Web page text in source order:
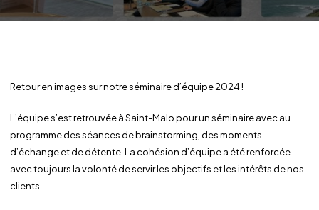
Retour en images sur notre séminaire d’équipe 2024 !
L’équipe s’est retrouvée à Saint-Malo pour un séminaire avec au
programme des séances de brainstorming, des moments
d’échange et de détente. La cohésion d’équipe a été renforcée
avec toujours la volonté de servir les objectifs et les intérêts de nos
clients.